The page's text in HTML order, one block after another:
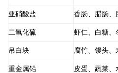
亚硝酸盐 香肠、腊肠、
二氧化硫 虾仁、白糖、
吊白块 腐竹、馒头、
重金属铅 皮蛋、蔬菜